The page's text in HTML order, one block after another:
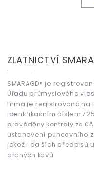
ZLATNICTVÍ
SMARAGD® je
Úřadu průmyslového
firma je registrovaná na
identifikačním číslem
prováděny kontroly za
ustanovení puncovního
jakož i dalších předpisů
drahých kovů.